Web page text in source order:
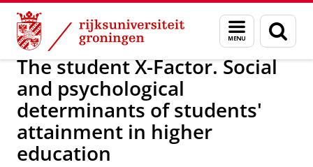
Skip
Content
Skip
Navigation
Menu
en
zoeken
Over ons Actueel Nieuws Nieuwsberichten
The student X-Factor. Social
and psychological
determinants of students'
attainment in higher
education